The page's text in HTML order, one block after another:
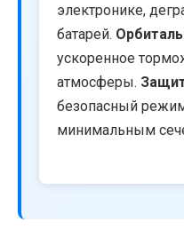
электронике,
батарей.
ускоренное
атмосферы.
безопасный
минимальным